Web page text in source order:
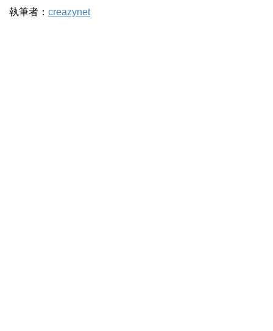
執筆者： creazynet